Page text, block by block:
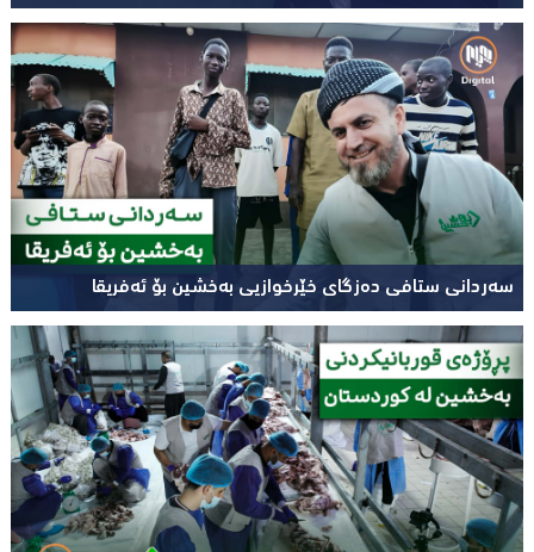
سەردانی ستافی دەزگای خێرخوازیی بەخشین بۆ ئەفریقا